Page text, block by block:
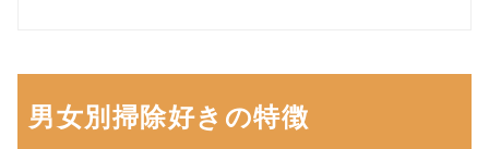
男女別掃除好きの特徴